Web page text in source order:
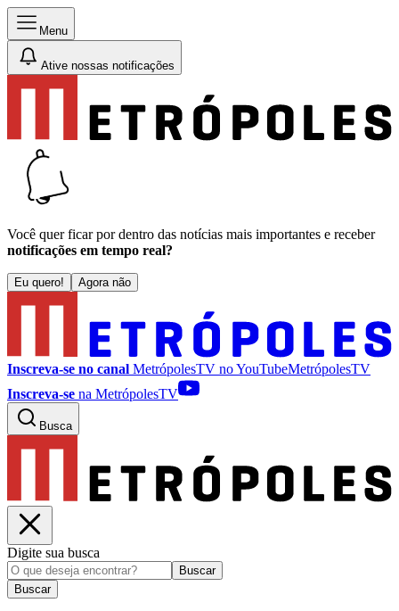
Menu
Ative nossas notificações
Você quer ficar por dentro das notícias mais importantes e receber
notificações em tempo real?
Eu quero! Agora não
Inscreva-se no canal MetrópolesTV noYouTubeMetrópolesTV
Inscreva-se na MetrópolesTV
Busca
Digite sua busca
Buscar
Buscar